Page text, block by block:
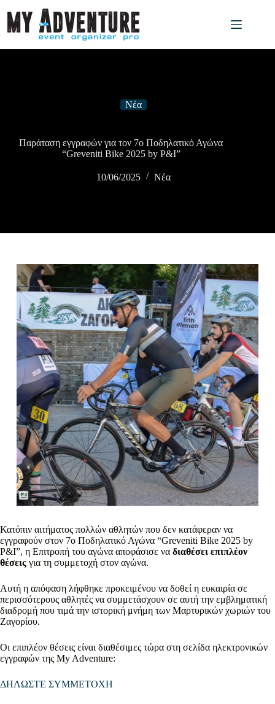
Νέα
Παράταση εγγραφών για τον 7ο Ποδηλατικό Αγώνα
“Greveniti Bike 2025 by P&I”
10/06/2025 Νέα
Κατόπιν αιτήματος πολλών αθλητών που δεν κατάφεραν να
εγγραφούν στον 7ο Ποδηλατικό Αγώνα “Greveniti Bike 2025 by
P&I”, η Επιτροπή του αγώνα αποφάσισε να διαθέσει επιπλέον
θέσεις για τη συμμετοχή στον αγώνα.
Αυτή η απόφαση λήφθηκε προκειμένου να δοθεί η ευκαιρία σε
περισσότερους αθλητές να συμμετάσχουν σε αυτή την εμβληματική
διαδρομή που τιμά την ιστορική μνήμη των Μαρτυρικών χωριών του
Ζαγορίου.
Οι επιπλέον θέσεις είναι διαθέσιμες τώρα στη σελίδα ηλεκτρονικών
εγγραφών της My Adventure:
ΔΗΛΩΣΤΕ ΣΥΜΜΕΤΟΧΗ